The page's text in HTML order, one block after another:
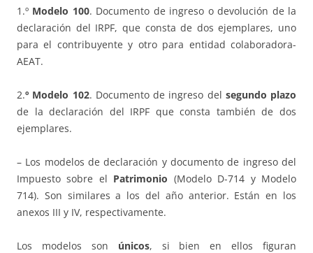
1.º Modelo 100. Documento de ingreso o devolución de la
declaración del IRPF, que consta de dos ejemplares, uno
para el contribuyente y otro para entidad colaboradora-
AEAT.
2.º Modelo 102. Documento de ingreso del segundo plazo
de la declaración del IRPF que consta también de dos
ejemplares.
– Los modelos de declaración y documento de ingreso del
Impuesto sobre el Patrimonio (Modelo D-714 y Modelo
714). Son similares a los del año anterior. Están en los
anexos III y IV, respectivamente.
Los modelos son únicos, si bien en ellos figuran